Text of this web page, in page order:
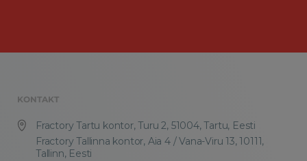
KONTAKT
Fractory Tartu kontor, Turu 2, 51004, Tartu, Eesti
Fractory Tallinna kontor, Aia 4 / Vana-Viru 13, 10111,
Tallinn, Eesti